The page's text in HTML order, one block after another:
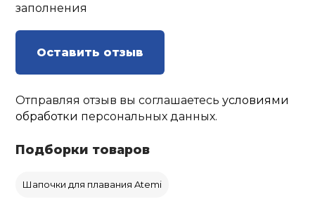
заполнения
Оставить отзыв
Отправляя отзыв вы соглашаетесьусловиями
обработки персональных данных.
Подборки товаров
Шапочки для плавания Atemi